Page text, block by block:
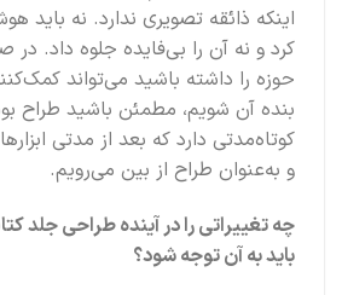
اینکه ذائقه تصویری ندارد. نه باید
کرد و نه آن را بی‌فایده جلوه داد.
حوزه را داشته باشید می‌تواند
بنده آن شویم، مطمئن باشید طراح
کوتاه‌مدتی دارد که بعد از مدتی
و به‌عنوان طراح از بین می‌رویم.
چه تغییراتی را در آینده طراحی جلد
باید به آن توجه شود؟